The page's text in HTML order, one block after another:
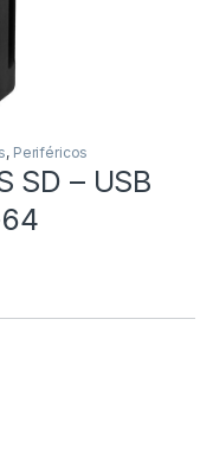
, Periféricos
SD – USB